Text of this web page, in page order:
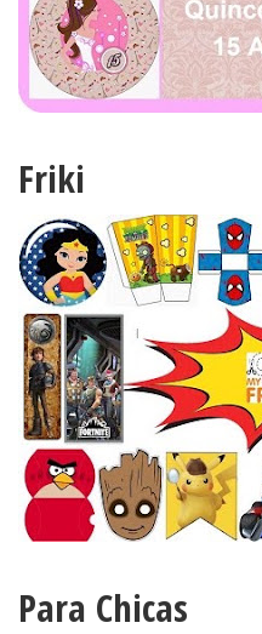
Friki
Para Chicas